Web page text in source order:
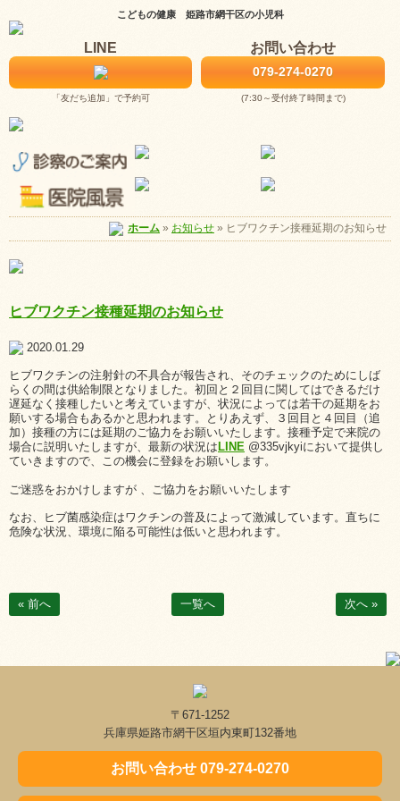
こどもの健康 姫路市網干区の小児科
LINE
「友だち追加」で予約可
お問い合わせ
079-274-0270
(7:30～受付終了時間まで)
ホーム » お知らせ » ヒブワクチン接種延期のお知らせ
ヒブワクチン接種延期のお知らせ
2020.01.29
ヒブワクチンの注射針の不具合が報告され、そのチェックのためにしば
らくの間は供給制限となりました。初回と２回目に関してはできるだけ
遅延なく接種したいと考えていますが、状況によっては若干の延期をお
願いする場合もあるかと思われます。とりあえず、３回目と４回目（追
加）接種の方には延期のご協力をお願いいたします。接種予定で来院の
場合に説明いたしますが、最新の状況は LINE @335vjkyiにおいて提供し
ていきますので、この機会に登録をお願いします。
ご迷惑をおかけしますが 、ご協力をお願いいたします
なお、ヒブ菌感染症はワクチンの普及によって激減しています。直ちに
危険な状況、環境に陥る可能性は低いと思われます。
« 前へ 一覧へ 次へ »
〒671-1252
兵庫県姫路市網干区垣内東町132番地
お問い合わせ 079-274-0270